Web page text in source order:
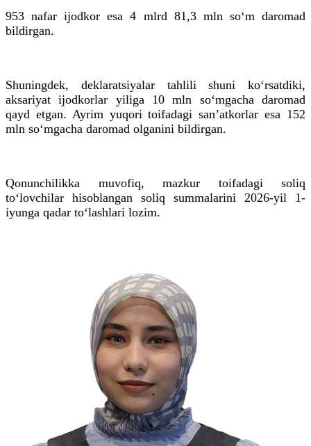
953 nafar ijodkor esa 4 mlrd 81,3 mln so‘m daromad
bildirgan.
Shuningdek, deklaratsiyalar tahlili shuni ko‘rsatdiki,
aksariyat ijodkorlar yiliga 10 mln so‘mgacha daromad
qayd etgan. Ayrim yuqori toifadagi san’atkorlar esa 152
mln so‘mgacha daromad olganini bildirgan.
Qonunchilikka muvofiq, mazkur toifadagi soliq
to‘lovchilar hisoblangan soliq summalarini 2026-yil 1-
iyunga qadar to‘lashlari lozim.